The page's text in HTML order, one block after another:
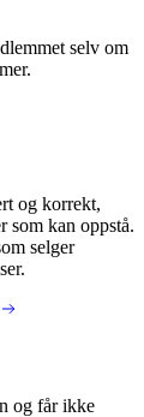
selv om
og korrekt,
som kan oppstå.
selger
og får ikke